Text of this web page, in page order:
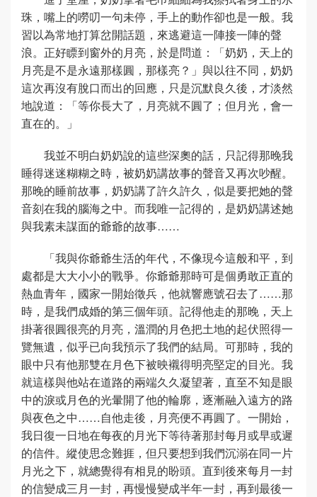
珠，嘴上的嘮叨一句未停，手上的動作卻也是一般。我
習以為常地打算岔開話題，來逃避這一陣接一陣的聲
浪。正好瞟到窗外的月亮，於是問道：「奶奶，天上的
月亮是不是永遠那樣圓，那樣亮？」與以往不同，奶奶
這次再沒有脫口而出的回應，只是沉默良久後，才淡然
地說道：「等你長大了，月亮就不圓了；但月光，會一
直在的。」
我並不明白奶奶說的這些深奧的話，只記得那晚我
睡得迷迷糊糊之時，被奶奶講故事的聲音又再次吵醒。
那晚的睡前故事，奶奶講了許久許久，似是要把她的聲
音刻在我的腦海之中。而我唯一記得的，是奶奶講述她
與我素未謀面的爺爺的故事……
「我與你爺爺生活的年代，不像現今這般和平，到
處都是大大小小的戰爭。你爺爺那時可是個勇敢正直的
熱血青年，國家一開始徵兵，他就響應號召去了……那
時，是我們成婚的第三個年頭。記得他走的那晚，天上
掛著很圓很亮的月亮，溫潤的月色把土地的起伏照得一
覽無遺，似乎已向我預示了我們的結局。可那時，我的
眼中只有他那雙在月色下被映襯得明亮堅定的目光。我
就這樣與他站在道路的兩端久久凝望著，直至不知是眼
中的淚或月色的光暈開了他的輪廓，逐漸融入遠方的路
與夜色之中……自他走後，月亮便不再圓了。一開始，
我日復一日地在每夜的月光下等待著那封每月或早或遲
的信件。縱使思念難捱，但只要想到我們沉溺在同一片
月光之下，就總覺得有相見的盼頭。直到後來每月一封
的信變成三月一封，再慢慢變成半年一封，再到最後一